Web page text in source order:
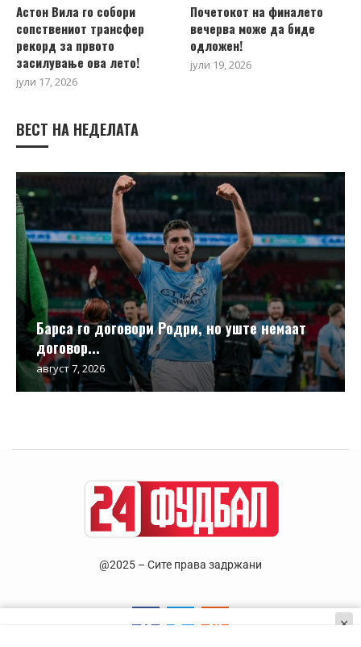
Астон Вила го собори
сопствениот трансфер
рекорд за првото
засилување ова лето!
јули 17, 2026
Почетокот на финалето
вечерва може да биде
одложен!
јули 19, 2026
ВЕСТ НА НЕДЕЛАТА
Барса го договори Родри, но уште немаат
договор...
август 7, 2026
@2025 – Сите права задржани
×